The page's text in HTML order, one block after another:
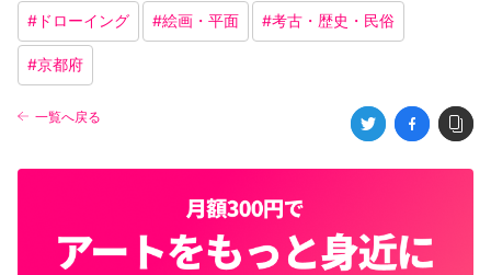
# ドローイング #絵画・平面 #考古・歴史・民俗
#京都府
一覧へ戻る